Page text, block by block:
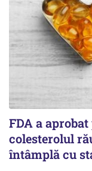
FDA a
colesterolul
întâmplă cu